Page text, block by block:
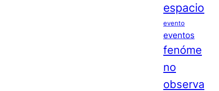
espacio
evento
eventos
fenóme
no
observa